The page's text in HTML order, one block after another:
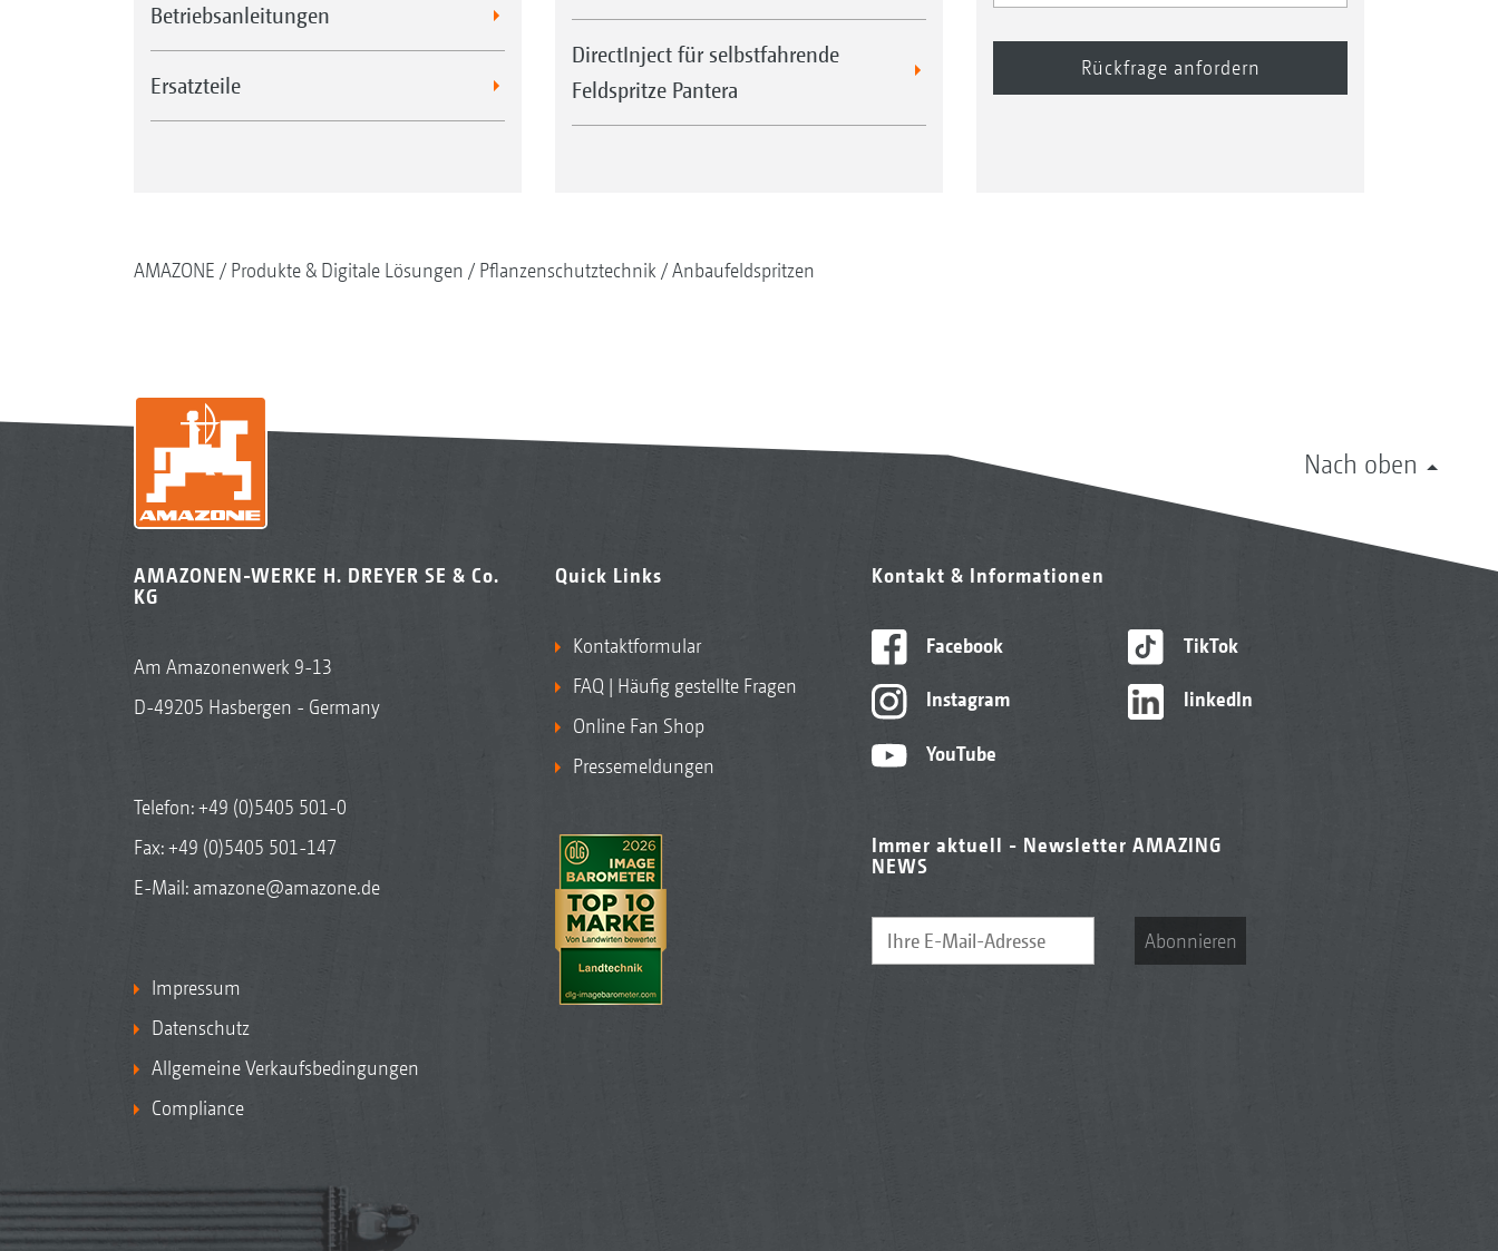
Betriebsanleitungen
Ersatzteile
DirectInject für selbstfahrende
Feldspritze Pantera
AMAZONE Produkte & Digitale Lösungen Pflanzenschutztechnik Anbaufeldspritzen
Nach oben
AMAZONEN-WERKE H. DREYER SE & Co.
KG
Am Amazonenwerk 9-13
D-49205 Hasbergen - Germany
Telefon:+49 (0)5405 501-0
Fax: +49 (0)5405 501-147
E-Mail: amazone@amazone.de
Impressum
Datenschutz
Allgemeine Verkaufsbedingungen
Compliance
Quick Links
Kontaktformular
FAQ | Häufig gestellte Fragen
Online Fan Shop
Pressemeldungen
Kontakt & Informationen
Facebook
Instagram
YouTube
TikTok
linkedIn
Immer aktuell - Newsletter AMAZING
NEWS
Abonnieren